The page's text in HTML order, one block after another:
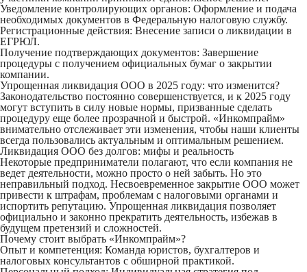
Уведомление контролирующих органов: Оформление и подача
необходимых документов в Федеральную налоговую службу.
Регистрационные действия: Внесение записи о ликвидации в
ЕГРЮЛ.
Получение подтверждающих документов: Завершение
процедуры с получением официальных бумаг о закрытии
компании.
Упрощенная ликвидация ООО в 2025 году: что изменится?
Законодательство постоянно совершенствуется, и к 2025 году
могут вступить в силу новые нормы, призванные сделать
процедуру еще более прозрачной и быстрой. «Инкомпрайм»
внимательно отслеживает эти изменения, чтобы наши клиенты
всегда пользовались актуальным и оптимальным решением.
Ликвидация ООО без долгов: мифы и реальность
Некоторые предприниматели полагают, что если компания не
ведет деятельности, можно просто о ней забыть. Но это
неправильный подход. Несвоевременное закрытие ООО может
привести к штрафам, проблемам с налоговыми органами и
испортить репутацию. Упрощенная ликвидация позволяет
официально и законно прекратить деятельность, избежав в
будущем претензий и сложностей.
Почему стоит выбрать «Инкомпрайм»?
Опыт и компетенция: Команда юристов, бухгалтеров и
налоговых консультантов с обширной практикой.